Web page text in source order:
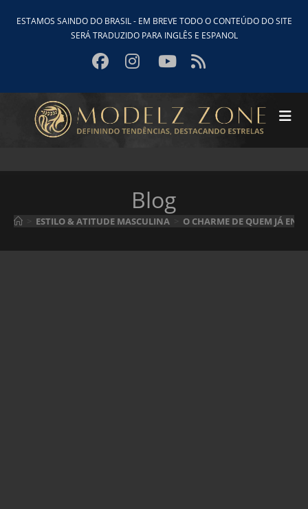
paraESTAMOS SAINDO DO BRASIL - EM BREVE TODO O CONTEÚDO DO SITE
SERÁ TRADUZIDO PARA INGLÊS E ESPANOL
Blog
ESTILO & ATITUDE MASCULINA O CHARME DE QUEM JÁ